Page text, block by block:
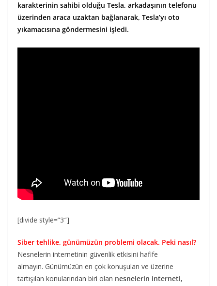
karakterinin sahibi olduğu Tesla, arkadaşının telefonu
üzerinden araca uzaktan bağlanarak, Tesla’yı oto
yıkamacısına göndermesini işledi.
[divide style=”3″]
Siber tehlike, günümüzün problemi olacak. Peki nasıl?
Nesnelerin internetinin güvenlik etkisini hafife
almayın. Günümüzün en çok konuşulan ve üzerine
tartışılan konularından biri olan nesnelerin interneti,